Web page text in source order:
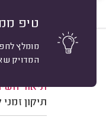
טיפ
מומלץ
המדויק
א. ק.
משוב: 31/01/2026
תיאור
תיקון
10